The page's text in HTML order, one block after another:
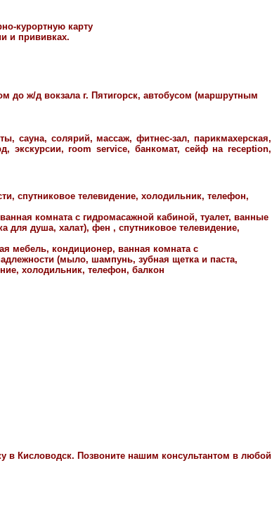
курортную карту
и прививках.
до ж/д вокзала г. Пятигорск, автобусом (маршрутным
сауна, солярий, массаж, фитнес-зал, парикмахерская,
экскурсии, room service, банкомат, сейф на reception,
спутниковое телевидение, холодильник, телефон,
комната с гидромасажной кабиной, туалет, ванные
душа, халат), фен , спутниковое телевидение,
мебель, кондиционер, ванная комната с
(мыло, шампунь, зубная щетка и паста,
холодильник, телефон, балкон
в Кисловодск. Позвоните нашим консультантом в любой